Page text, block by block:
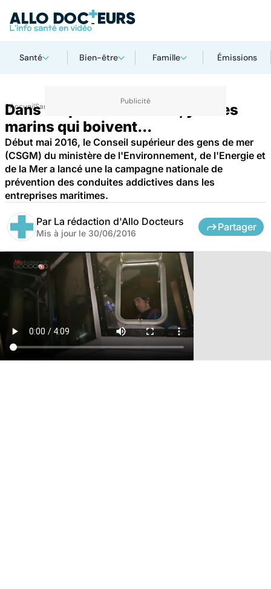
Santé Bien-être Famille Émissions
AccueilSanté Drogues et addictions
Dans les ports de France, y'a des
marins qui boivent...
Début mai 2016, le Conseil supérieur des gens de mer
(CSGM) du ministère de l'Environnement, de l'Energie et
de la Mer a lancé une la campagne nationale de
prévention des conduites addictives dans les
entreprises maritimes.
Par La rédaction d'Allo Docteurs
Mis à jour le 30/06/2016
Partager